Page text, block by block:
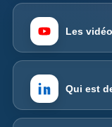
Les
Qui est